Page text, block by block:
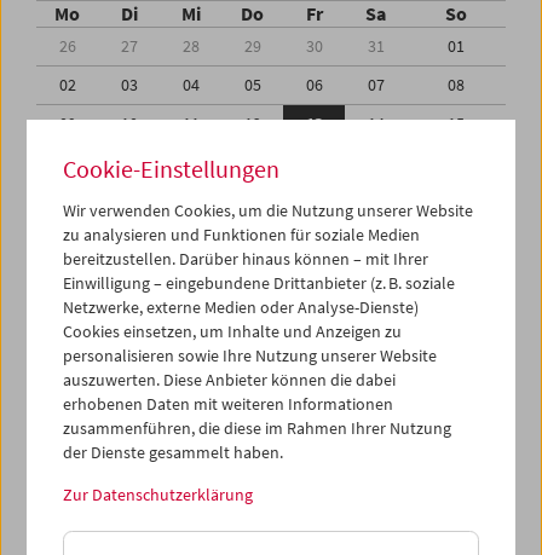
Mo Di Mi Do Fr Sa So
26 27 28 29 30 31
01
02
03 04 05 06 07
08
09
10 11 12 13 14
15
16
17 18 19
23
25 27
29
30
31 01 02 03 04
iCalender
Programmheft-PDF
English language or subtitles
< Vorherige Woche
Mo 9.1.
Cookie-Einstellungen
Wir verwenden Cookies, um die Nutzung unserer Website
zu analysieren und Funktionen für soziale Medien
bereitzustellen. Darüber hinaus können – mit Ihrer
Einwilligung – eingebundene Drittanbieter (z. B. soziale
Netzwerke, externe Medien oder Analyse-Dienste)
Cookies einsetzen, um Inhalte und Anzeigen zu
personalisieren sowie Ihre Nutzung unserer Website
auszuwerten. Diese Anbieter können die dabei
erhobenen Daten mit weiteren Informationen
zusammenführen, die diese im Rahmen Ihrer Nutzung
der Dienste gesammelt haben.
Zur Datenschutzerklärung